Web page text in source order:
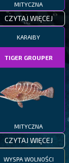
MITYCZNA
CZYTAJ WIĘCEJ
KARAIBY
TIGER GROUPER
MITYCZNA
CZYTAJ WIĘCEJ
WYSPA WOLNOŚCI